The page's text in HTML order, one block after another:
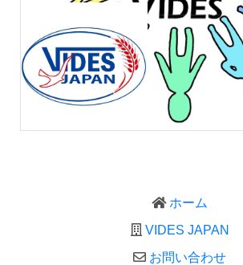
ホーム
VIDES JAPAN
お問い合わせ